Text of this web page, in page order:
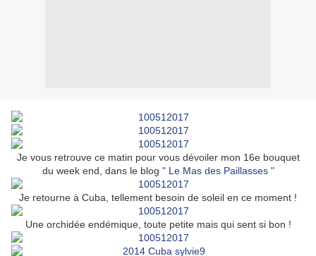
Je vous retrouve ce matin pour vous dévoiler mon 16e bouquet
du week end, dans le blog " Le Mas des Paillasses "
Je retourne à Cuba, tellement besoin de soleil en ce moment !
Une orchidée endémique, toute petite mais qui sent si bon !